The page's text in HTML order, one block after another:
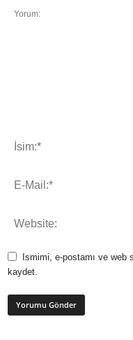
Ismimi, e-postamı ve web
kaydet.